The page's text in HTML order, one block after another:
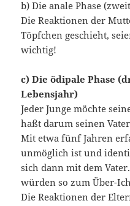
b) Die anale Phase
Die Reaktionen der
Töpfchen geschieht,
wichtig!
c) Die ödipale Phase
Lebensjahr)
Jeder Junge möchte
haßt darum seinen
Mit etwa fünf Jahren
unmöglich ist und
sich dann mit dem
würden so zum Über-
Die Reaktionen der